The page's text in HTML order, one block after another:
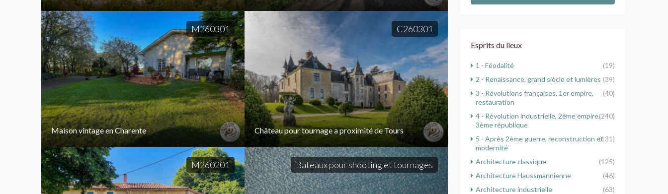
M260301
Maison vintage en Charente
C260301
Château pour tournage a proximité de Tours
M260201 Bateaux pour shooting et tournages
Esprits du lieux
1 - Féodalité
(19)
2 - Renaissance, grand siècle et lumières (39)
3 - Révolutions françaises, 1er empire,
restauration
(40)
4 - Révolution industrielle, 2ème empire,
3ème république
(240)
5 - Après 2ème guerre, reconstruction et
modernité
(131)
Architecture classique
(125)
Architecture Haussmannienne
(46)
Architecture industrielle
(63)